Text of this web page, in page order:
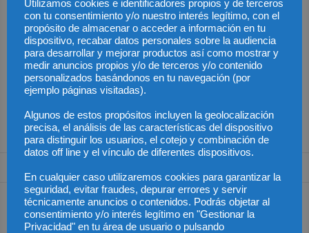
Superdepósitos y
cuentas condicionadas:
la banca vuelve a
seducir con el 4%
Preocupación por el
riesgo para las víctimas
por fallos en las
Ciclo de Conferencias
Derecho Concursal
Daniel 30 noviembre, 2013 at 7:22 pm
Magnífico artículo. Riguroso y bien estructurado.
Utilizamos cookies e identificadores propios y de terceros
con tu consentimiento y/o nuestro interés legítimo, con el
propósito de almacenar o acceder a información en tu
dispositivo, recabar datos personales sobre la audiencia
para desarrollar y mejorar productos así como mostrar y
medir anuncios propios y/o de terceros y/o contenido
personalizados basándonos en tu navegación (por
ejemplo páginas visitadas).
Algunos de estos propósitos incluyen la geolocalización
precisa, el análisis de las características del dispositivo
para distinguir los usuarios, el cotejo y combinación de
datos off line y el vínculo de diferentes dispositivos.
En cualquier caso utilizaremos cookies para garantizar la
seguridad, evitar fraudes, depurar errores y servir
técnicamente anuncios o contenidos. Podrás objetar al
consentimiento y/o interés legítimo en "Gestionar la
Privacidad" en tu área de usuario o pulsando